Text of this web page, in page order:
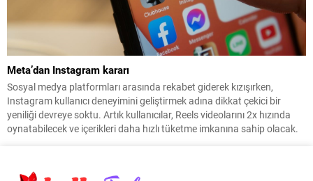
Meta’dan Instagram kararı
Sosyal medya platformları arasında rekabet giderek kızışırken,
Instagram kullanıcı deneyimini geliştirmek adına dikkat çekici bir
yeniliği devreye soktu. Artık kullanıcılar, Reels videolarını 2x hızında
oynatabilecek ve içerikleri daha hızlı tüketme imkanına sahip olacak.